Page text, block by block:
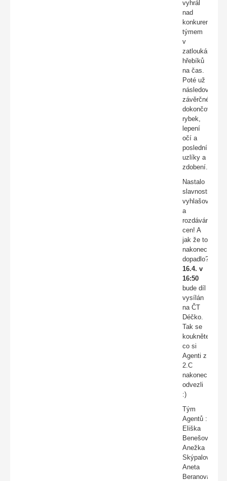
vyhrál
nad
konkurenčím
týmem
v
zatloukání
hřebíků
na čas.
Poté už
následovalo
závěrčné
dokončování
rybek,
lepení
očí a
poslední
uzlíky a
zdobení.
Nastalo
slavnostní
vyhlašování
a
rozdávání
cen! A
jak že to
nakonec
dopadlo?
16.4. v
16:50
bude díl
vysílán
na ČT
Déčko.
Tak se
koukněte,
co si
Agenti z
2.C
nakonec
odvezli
:)
Tým
Agentů :
Eliška
Benešová,
Anežka
Skýpalová,
Aneta
Beranová,